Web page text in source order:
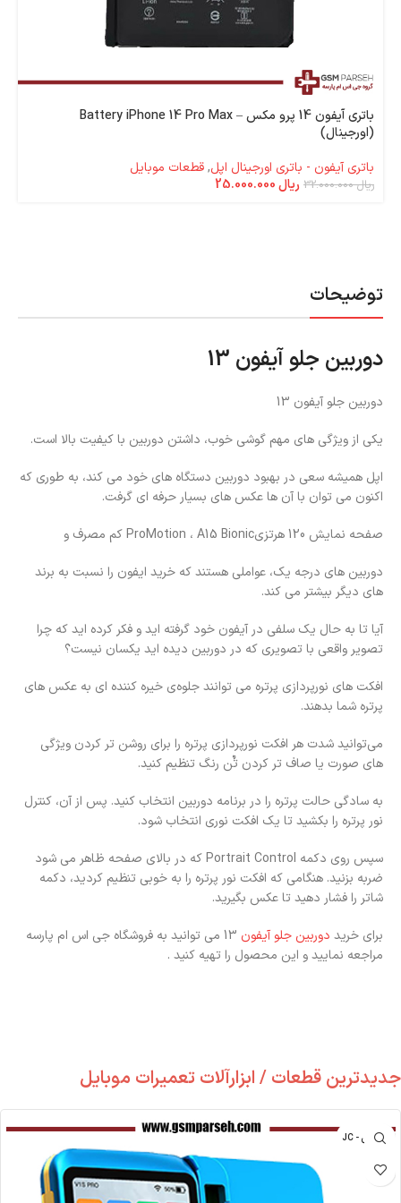
توضیحات
دوربین جلو آیفون 13
دوربین جلو آیفون 13
یکی از ویژگی های مهم گوشی خوب، داشتن دوربین با کیفیت بالا است.
اپل همیشه سعی در بهبود دوربین دستگاه های خود می کند، به طوری که
اکنون می توان با آن ها عکس های بسیار حرفه ای گرفت.
صفحه نمایش 120 هرتزیProMotion ، A15 Bionic کم مصرف و
دوربین های درجه یک، عواملی هستند که خرید ایفون را نسبت به برند
های دیگر بیشتر می کند.
آیا تا به حال یک سلفی در آیفون خود گرفته اید و فکر کرده اید که چرا
تصویر واقعی با تصویری که در دوربین دیده اید یکسان نیست؟
افکت‌ های نورپردازی پرتره می ‌توانند جلوه‌ی خیره‌ کننده ای به عکس ‌های
پرتره شما بدهند.
می‌توانید شدت هر افکت نورپردازی پرتره را برای روشن‌ تر کردن ویژگی
‌های صورت یا صاف ‌تر کردن تٌن رنگ تنظیم کنید.
به سادگی حالت پرتره را در برنامه دوربین انتخاب کنید. پس از آن، کنترل
نور پرتره را بکشید تا یک افکت نوری انتخاب شود.
سپس روی دکمه Portrait Control که در بالای صفحه ظاهر می شود
ضربه بزنید. هنگامی که افکت نور پرتره را به خوبی تنظیم کردید، دکمه
شاتر را فشار دهید تا عکس بگیرید.
برای خرید دوربین جلو آیفون
13 می توانید به فروشگاه جی اس ام پارسه
مراجعه نمایید و این محصول را تهیه کنید .
باتری آیفون 14 پرو مکس – Battery iPhone 14 Pro Max
(اورجینال)
باتری آیفون - باتری اورجینال اپل,قطعات موبایل
ریال32.000.000 ریال
جدیدترین قطعات / ابزارآلات تعمیرات موبایل
جی سی - JC